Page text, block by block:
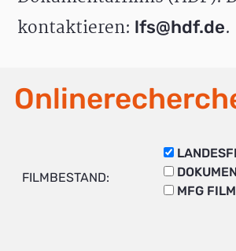
kontaktieren: lfs@hdf.de.
FILMBESTAND:
MFG